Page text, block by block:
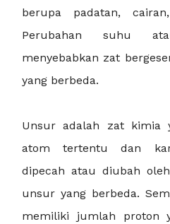
berupa padatan,
Perubahan suhu
menyebabkan zat
yang berbeda.
Unsur adalah zat kimia
atom tertentu dan
dipecah atau diubah
unsur yang berbeda.
memiliki jumlah proton